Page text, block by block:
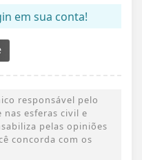
em sua conta!
responsável pelo
esferas civil e
pelas opiniões
concorda com os